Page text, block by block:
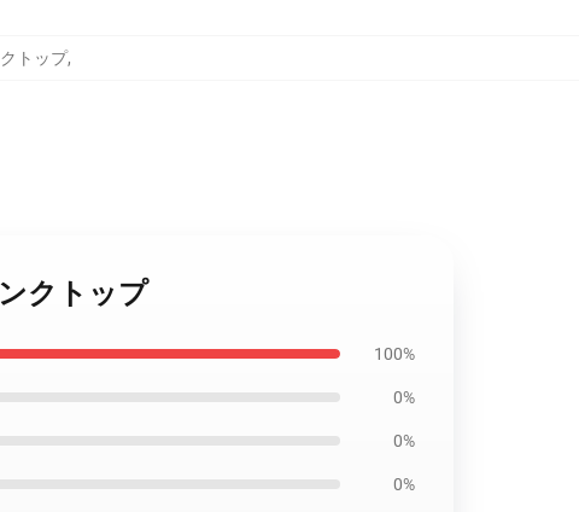
トップ,
クトップ
100%
0%
0%
0%